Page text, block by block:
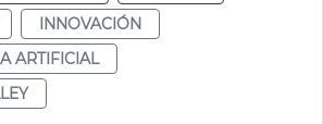
INNOVACIÓN
ARTIFICIAL